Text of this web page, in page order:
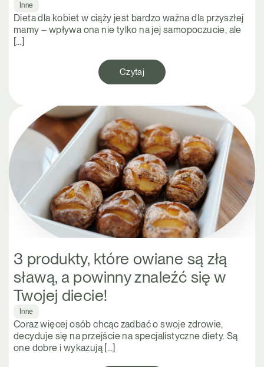
Inne
Dieta dla kobiet w ciąży jest bardzo ważna dla przyszłej
mamy – wpływa ona nie tylko na jej samopoczucie, ale
[…]
Czytaj
3 produkty, które owiane są złą
sławą, a powinny znaleźć się w
Twojej diecie!
Inne
Coraz więcej osób chcąc zadbać o swoje zdrowie,
decyduje się na przejście na specjalistyczne diety. Są
one dobre i wykazują […]